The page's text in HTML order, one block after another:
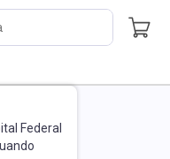
Federal